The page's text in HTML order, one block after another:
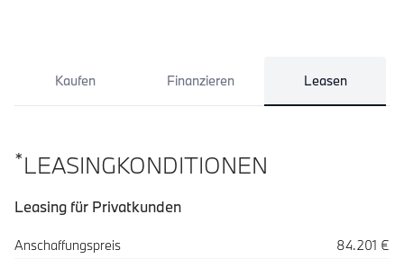
Kaufen Finanzieren Leasen
*LEASINGKONDITIONEN
Leasing für Privatkunden
SpezifikationWert
Anschaffungspreis
84.201 €